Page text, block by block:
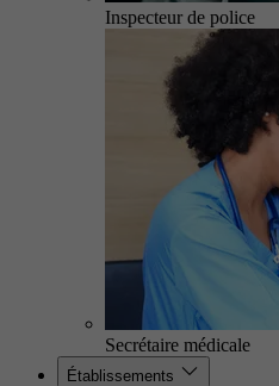
Inspecteur de police
Secrétaire médicale
Établissements